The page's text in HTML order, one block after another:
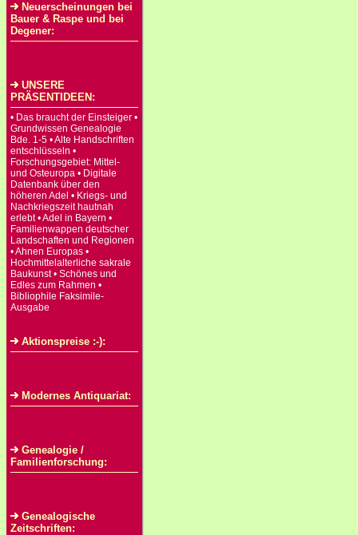
Neuerscheinungen bei
Bauer & Raspe und bei
Degener:
UNSERE
PRÄSENTIDEEN:
• Das braucht der Einsteiger •
Grundwissen Genealogie
Bde. 1-5 • Alte Handschriften
entschlüsseln •
Forschungsgebiet: Mittel-
und Osteuropa • Digitale
Datenbank über den
höheren Adel • Kriegs- und
Nachkriegszeit hautnah
erlebt • Adel in Bayern •
Familienwappen deutscher
Landschaften und Regionen
• Ahnen Europas •
Hochmittelalterliche sakrale
Baukunst • Schönes und
Edles zum Rahmen •
Bibliophile Faksimile-
Ausgabe
Aktionspreise :-):
Modernes Antiquariat:
Genealogie /
Familienforschung:
Genealogische
Zeitschriften: